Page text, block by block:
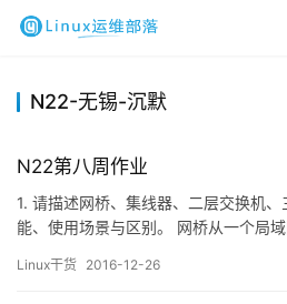
N22-无锡-沉默
N22第八周作业
1. 请描述网桥、集线器、二层交换机
能、使用场景与区别。 网桥从一个局
层。由于网桥是链路层设备，因此不处
Linux干货 2016-12-26